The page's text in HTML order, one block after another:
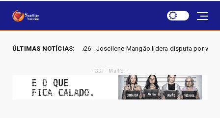
ÚLTIMAS NOTÍCIAS:
- Joscilene Mangão lidera disputa por vaga na Alego em Novo Gama,
- GDF - Mulher -